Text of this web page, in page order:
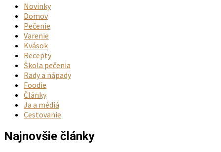
Novinky
Domov
Pečenie
Varenie
Kvások
Recepty
Škola pečenia
Rady a nápady
Foodie
Články
Ja a médiá
Cestovanie
Najnovšie články